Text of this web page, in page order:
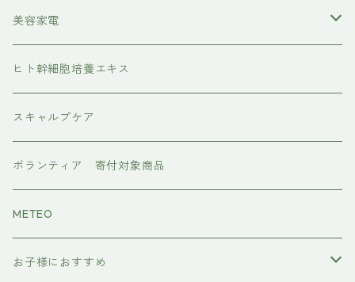
レブリン酸ケア
水素トリートメント
プレックスケア
CMCケア
アイラッシュ
美容家電
ヘアアイロン
マグネット
ドライヤー
ワンダム
ヒト幹細胞培養エキス
スキャルプケア
ボランティア 寄付対象商品
METEO
お子様におすすめ